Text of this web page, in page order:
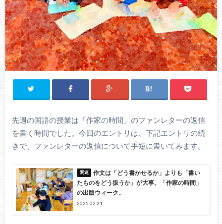
先週の国語の授業は「作家の時間」のファンレターの返信
を書く時間でした。今回のエントリは、下記エントリの続
きで、ファンレターの返信について手短に書いてみます。
作文は「どう書かせるか」よりも「書い
たものをどう扱うか」が大事。「作家の時間」
の出版ウィーク。
2025.02.21